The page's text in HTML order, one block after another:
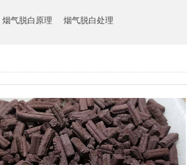
烟气脱白原理 烟气脱白处理